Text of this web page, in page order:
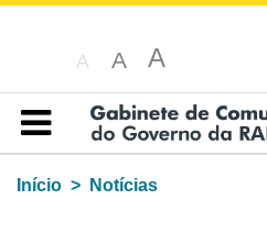
A A A
Índice
Início
Notícias